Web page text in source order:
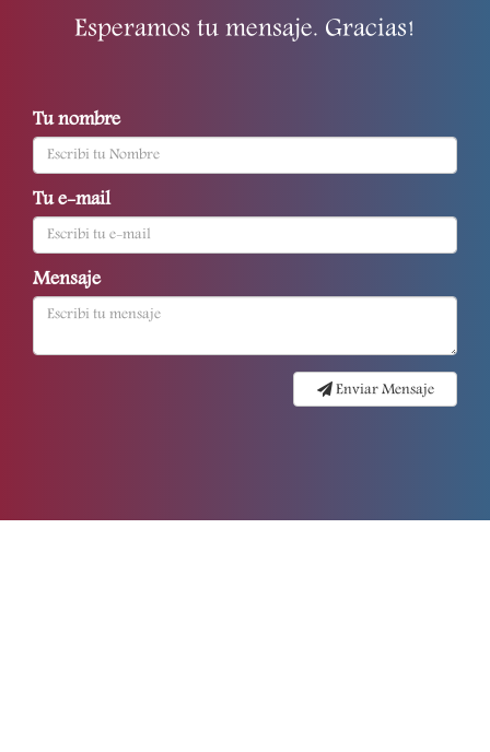
Esperamos tu mensaje. Gracias!
Tu nombre
Tu e-mail
Mensaje
Enviar Mensaje